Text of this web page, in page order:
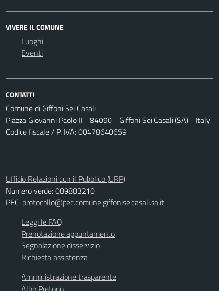
VIVERE IL COMUNE
Luoghi
Eventi
CONTATTI
Comune di Giffoni Sei Casali
Piazza Giovanni Paolo II - 84090 - Giffoni Sei Casali (SA) - Italy
Codice fiscale / P. IVA: 00478640659
Ufficio Relazioni con il Pubblico (URP)
Numero verde: 089883210
PEC: protocollo@pec.comune.giffoniseicasali.sa.it
Leggi le FAQ
Prenotazione appuntamento
Segnalazione disservizio
Richiesta assistenza
Amministrazione trasparente
Albo Pretorio